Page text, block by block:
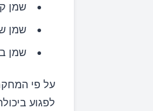
שמן
שמן
שמן
לפגוע